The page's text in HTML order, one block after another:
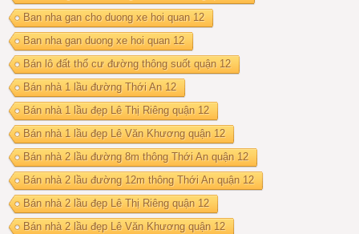
Ban nha gan cho duong xe hoi quan 12
Ban nha gan duong xe hoi quan 12
Bán lô đất thổ cư đường thông suốt quận 12
Bán nhà 1 lầu đường Thới An 12
Bán nhà 1 lầu đẹp Lê Thị Riêng quận 12
Bán nhà 1 lầu đẹp Lê Văn Khương quận 12
Bán nhà 2 lầu đường 8m thông Thới An quận 12
Bán nhà 2 lầu đường 12m thông Thới An quận 12
Bán nhà 2 lầu đẹp Lê Thị Riêng quận 12
Bán nhà 2 lầu đẹp Lê Văn Khương quận 12